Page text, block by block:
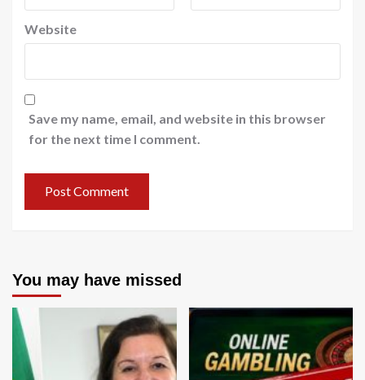
Website
Save my name, email, and website in this browser
for the next time I comment.
You may have missed